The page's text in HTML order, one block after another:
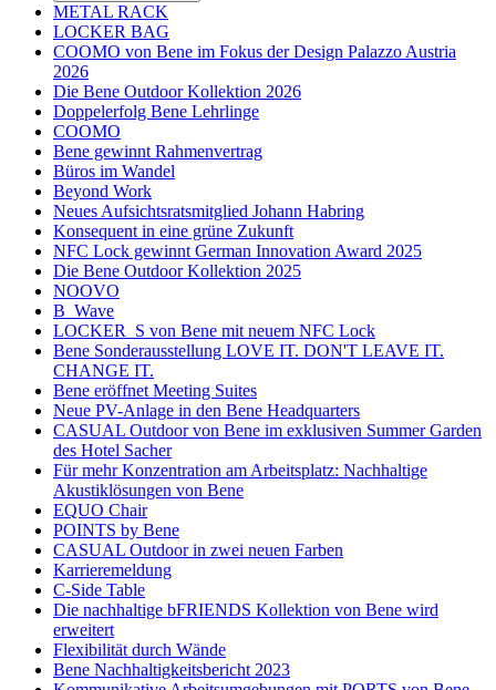
METAL RACK
LOCKER BAG
COOMO von Bene im Fokus der Design Palazzo Austria
2026
Die Bene Outdoor Kollektion 2026
Doppelerfolg Bene Lehrlinge
COOMO
Bene gewinnt Rahmenvertrag
Büros im Wandel
Beyond Work
Neues Aufsichtsratsmitglied Johann Habring
Konsequent in eine grüne Zukunft
NFC Lock gewinnt German Innovation Award 2025
Die Bene Outdoor Kollektion 2025
NOOVO
B_Wave
LOCKER_S von Bene mit neuem NFC Lock
Bene Sonderausstellung LOVE IT. DON'T LEAVE IT.
CHANGE IT.
Bene eröffnet Meeting Suites
Neue PV-Anlage in den Bene Headquarters
CASUAL Outdoor von Bene im exklusiven Summer Garden
des Hotel Sacher
Für mehr Konzentration am Arbeitsplatz: Nachhaltige
Akustiklösungen von Bene
EQUO Chair
POINTS by Bene
CASUAL Outdoor in zwei neuen Farben
Karrieremeldung
C-Side Table
Die nachhaltige bFRIENDS Kollektion von Bene wird
erweitert
Flexibilität durch Wände
Bene Nachhaltigkeitsbericht 2023